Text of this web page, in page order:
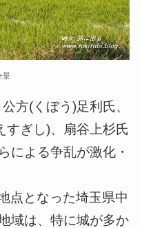
景
方(くぼう)足利氏、
すぎし)、扇谷上杉氏
による争乱が激化・
点となった埼玉県中
域は、特に城が多か